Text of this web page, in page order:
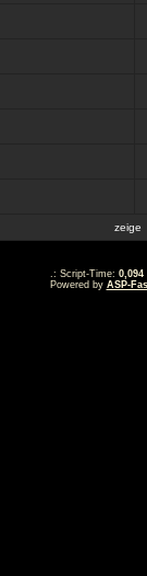
zeige
.: Script-Time: 0,094
Powered by ASP-